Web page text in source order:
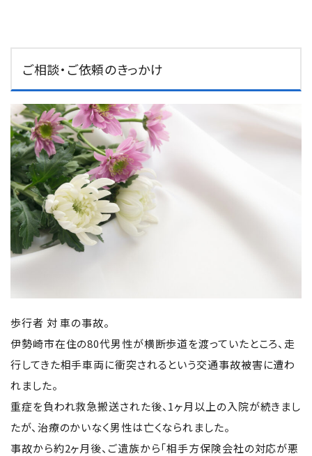
ご相談・ご依頼のきっかけ
歩行者 対 車の事故。
伊勢崎市在住の80代男性が横断歩道を渡っていたところ、走
行してきた相手車両に衝突されるという交通事故被害に遭わ
れました。
重症を負われ救急搬送された後、1ヶ月以上の入院が続きまし
たが、治療のかいなく男性は亡くなられました。
事故から約2ヶ月後、ご遺族から「相手方保険会社の対応が悪